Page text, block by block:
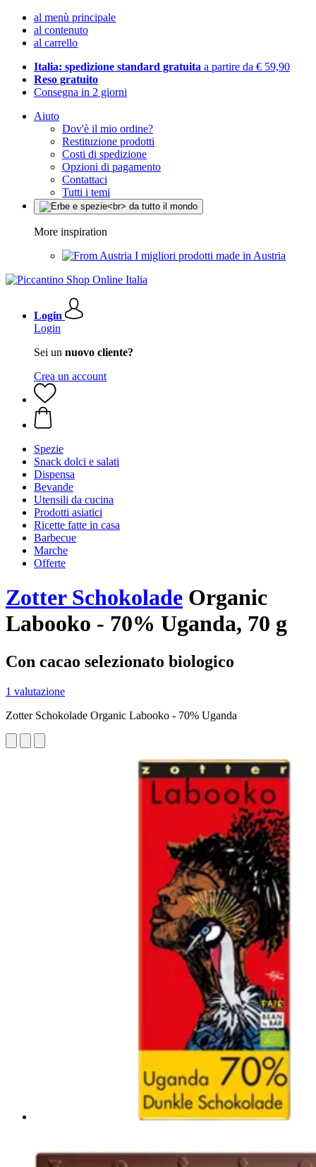
al menù principale
al contenuto
al carrello
Italia: spedizione standard gratuita a partire da € 59,90
Reso gratuito
Consegna in 2 giorni
Aiuto
Dov'è il mio ordine?
Restituzione prodotti
Costi di spedizione
Opzioni di pagamento
Contattaci
Tutti i temi
More inspiration
I migliori prodotti made in Austria
Login
Login
Sei un nuovo cliente?
Crea un account
Spezie
Snack dolci e salati
Dispensa
Bevande
Utensili da cucina
Prodotti asiatici
Ricette fatte in casa
Barbecue
Marche
Offerte
Zotter Schokolade Organic
Labooko - 70% Uganda, 70 g
Con cacao selezionato biologico
1 valutazione
Zotter Schokolade Organic Labooko - 70% Uganda